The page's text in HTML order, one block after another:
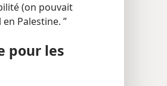
(on pouvait
Palestine. ”
pour les